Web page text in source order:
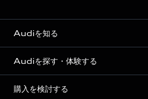
Audiを知る
Audi ブランド
Story of Progress
Audiを探す・体験する
ディーラー検索
購入を検討する